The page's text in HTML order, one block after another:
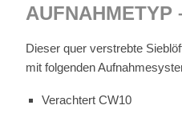
AUF­NAH­ME­TYP
Die­ser quer ver­streb­te
mit fol­gen­den
Ver­ach­tert CW10